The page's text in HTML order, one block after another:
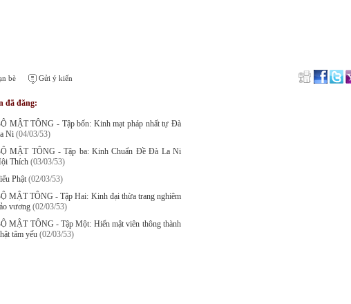
bè Gửi ý kiến
đã đăng:
MẬT TÔNG - Tập bốn: Kinh mạt pháp nhất tự Đà
Ni (04/03/53)
MẬT TÔNG - Tập ba: Kinh Chuẩn Đề Đà La Ni
Thích (03/03/53)
Phật (02/03/53)
MẬT TÔNG - Tập Hai: Kinh đại thừa trang nghiêm
vương (02/03/53)
MẬT TÔNG - Tập Một: Hiển mật viên thông thành
tâm yếu (02/03/53)